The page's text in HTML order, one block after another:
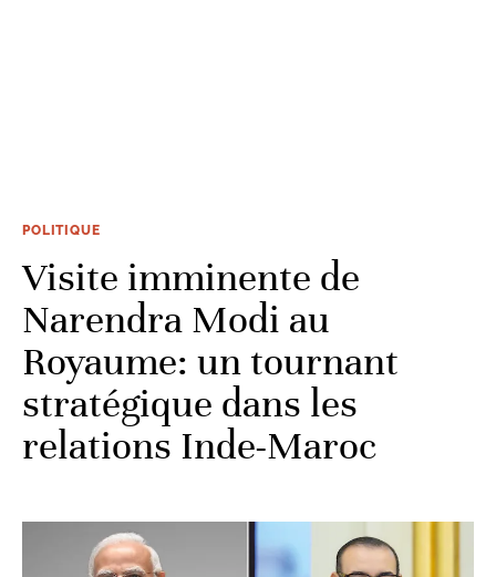
POLITIQUE
Visite imminente de
Narendra Modi au
Royaume: un tournant
stratégique dans les
relations Inde-Maroc